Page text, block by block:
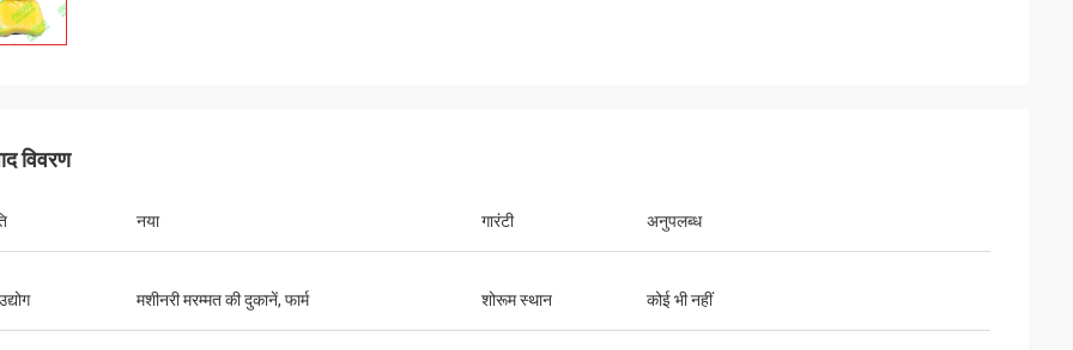
विवरण
नया गारंटी अनुपलब्ध
मशीनरी मरम्मत की दुकानें, फार्म शोरूम स्थान कोई भी नहीं